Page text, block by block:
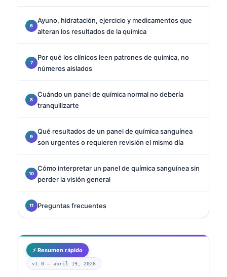
Ayuno, hidratación, ejercicio y medicamentos que
alteran los resultados de la química
Por qué los clínicos leen patrones de química, no
números aislados
Cuándo un panel de química normal no debería
tranquilizarte
Qué resultados de un panel de química sanguínea
son urgentes o requieren revisión el mismo día
Cómo interpretar un panel de química sanguínea sin
perder la visión general
Preguntas frecuentes
⚡ Resumen rápido
v1.0 — abril 19, 2026